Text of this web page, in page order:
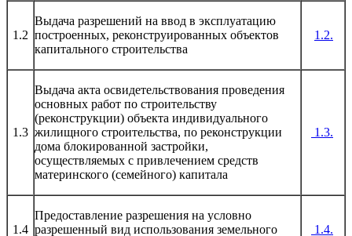
1.2
Выдача разрешений на ввод в эксплуатацию
построенных, реконструированных объектов
капитального строительства
1.2.
1.3
Выдача акта освидетельствования проведения
основных работ по строительству
(реконструкции) объекта индивидуального
жилищного строительства, по реконструкции
дома блокированной застройки,
осуществляемых с привлечением средств
материнского (семейного) капитала
1.3.
1.4
Предоставление разрешения на условно
разрешенный вид использования земельного
1.4.